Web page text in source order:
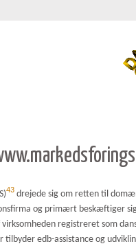
43 drejede sig om retten til
og primært beskæftiger
registreret som
edb-assistance og